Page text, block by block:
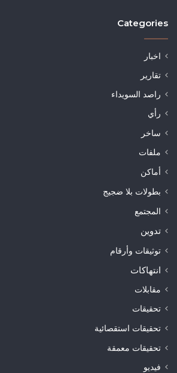
Categories
اخبار
تقارير
راصد السويداء
رأي
ساخر
ملفات
أماكن
بطولات بلا ضجيج
المجتمع
تدوين
توثيقات وأرقام
انتهاكات
مقابلات
تحقيقات
تحقيقات استقصائية
تحقيقات معمقة
فيديو